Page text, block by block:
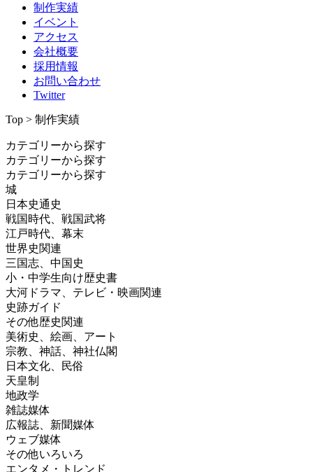
制作実績
イベント
アクセス
会社概要
採用情報
お問い合わせ
Twitter
Top > 制作実績
カテゴリーから探す
カテゴリーから探す
カテゴリーから探す
城
日本史通史
戦国時代、戦国武将
江戸時代、幕末
世界史関連
三国志、中国史
小・中学生向け歴史書
大河ドラマ、テレビ・映画関連
史跡ガイド
その他歴史関連
美術史、絵画、アート
宗教、神話、神社仏閣
日本文化、民俗
天皇制
地政学
雑誌媒体
広報誌、新聞媒体
ウェブ媒体
その他いろいろ
エンタメ・トレンド